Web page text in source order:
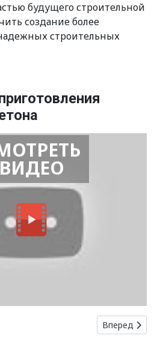
будущего строительной
создание более
строительных
ВИДЕО
фасада здания: бетонные
Следующий:
Вперед